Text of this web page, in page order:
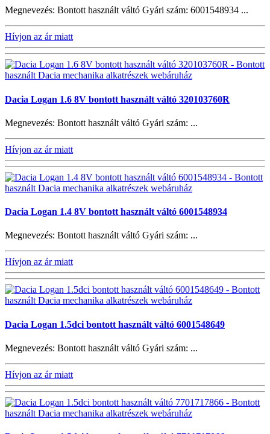
Megnevezés: Bontott használt váltó Gyári szám: 6001548934 ...
Hívjon az ár miatt
Dacia Logan 1.6 8V bontott használt váltó 320103760R
Megnevezés: Bontott használt váltó Gyári szám: ...
Hívjon az ár miatt
Dacia Logan 1.4 8V bontott használt váltó 6001548934
Megnevezés: Bontott használt váltó Gyári szám: ...
Hívjon az ár miatt
Dacia Logan 1.5dci bontott használt váltó 6001548649
Megnevezés: Bontott használt váltó Gyári szám: ...
Hívjon az ár miatt